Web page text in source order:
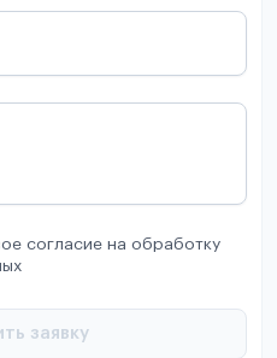
согласие на обработку
заявку